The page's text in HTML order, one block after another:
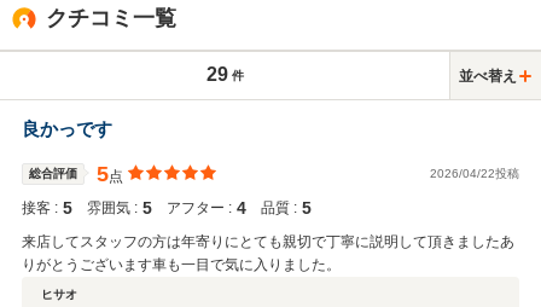
クチコミ一覧
29 件 並べ替え
良かっです
総合評価 5点 2026/04/22投稿
接客 : 5 雰囲気 : 5 アフター : 4 品質 : 5
来店してスタッフの方は年寄りにとても親切で丁寧に説明して頂きましたあ
りがとうございます車も一目で気に入りました。
ヒサオ